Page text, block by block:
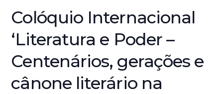
Colóquio Internacional
‘Literatura e Poder –
Centenários, gerações e
cânone literário na